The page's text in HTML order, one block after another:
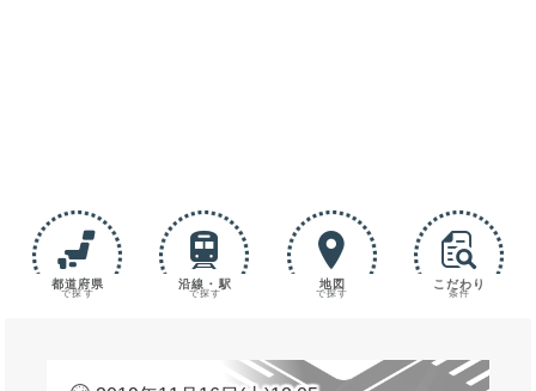
都道府県
で探す
沿線・駅
で探す
地図
で探す
こだわり
条件